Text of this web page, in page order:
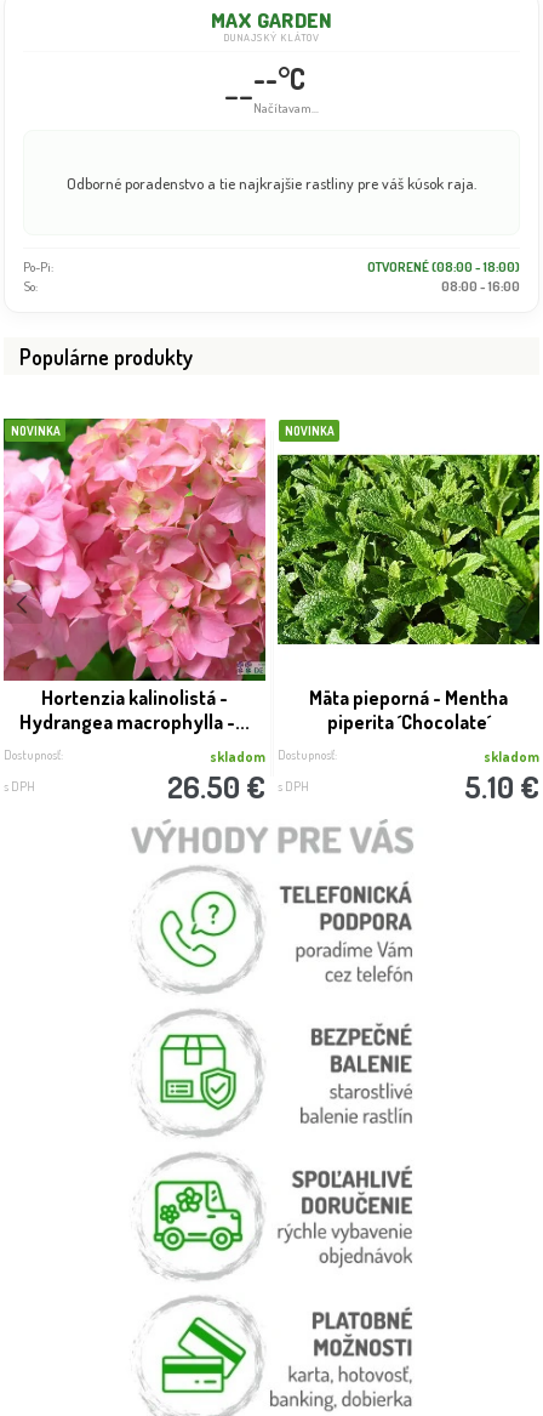
MAX GARDEN
DUNAJSKÝ KLÁTOV
----°C
Načítavam...
Odborné poradenstvo a tie najkrajšie rastliny pre váš kúsok raja.
Po-Pi:
OTVORENÉ (08:00 - 18:00)
So:
08:00 - 16:00
Populárne produkty
NOVINKA
Hortenzia kalinolistá -
Hydrangea macrophylla -...
Dostupnosť: skladom
s DPH 26.50 €
NOVINKA
Mäta pieporná - Mentha
piperita ´Chocolate´
Dostupnosť: skladom
s DPH 5.10 €